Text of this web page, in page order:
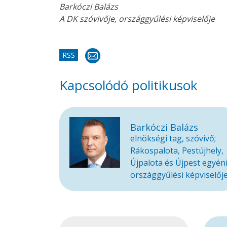
Barkóczi Balázs
A DK szóvivője, országgyűlési képviselője
RSS
Kapcsolódó politikusok
Barkóczi Balázs
elnökségi tag, szóvivő;
Rákospalota, Pestújhely,
Újpalota és Újpest egyéni
országgyűlési